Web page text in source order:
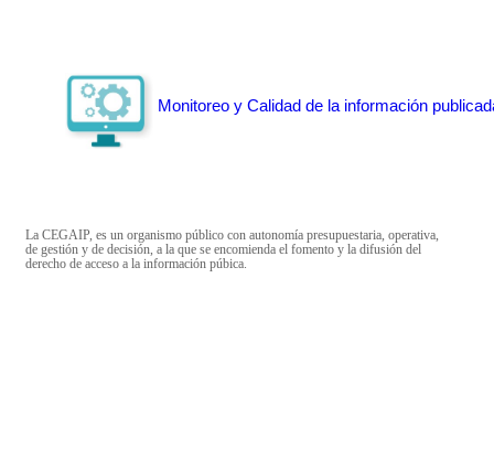
Monitoreo y Calidad de la información
La CEGAIP, es un organismo público con autonomía presupuestaria, operativa,
de gestión y de decisión, a la que se encomienda el fomento y la difusión del
derecho de acceso a la información púbica.